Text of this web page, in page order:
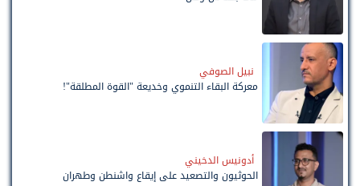
نبيل الصوفي
معركة البقاء التنموي وخديعة "القوة المطلقة"!
أدونيس الدخيني
الحوثيون والتصعيد على إيقاع واشنطن وطهران